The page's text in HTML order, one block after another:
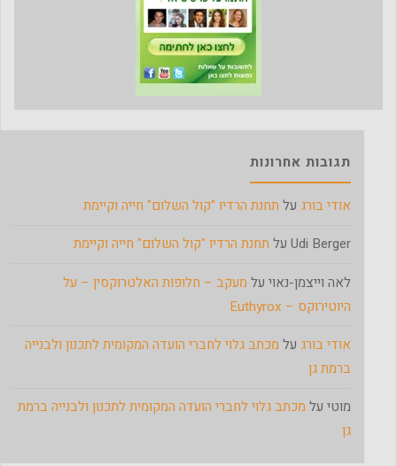
תגובות אחרונות
אודי בורג על תחנת הרדיו "קול השלום" חייה וקיימת
Udi Berger על תחנת הרדיו "קול השלום" חייה וקיימת
לאה וייצמן-נאוי על מעקב – חלופות האלטרוקסין – על
היוטירוקס – Euthyrox
אודי בורג על מכתב גלוי לחברי הועדה המקומית לתכנון ולבנייה
ברמת גן
מוטי על מכתב גלוי לחברי הועדה המקומית לתכנון ולבנייה ברמת
גן